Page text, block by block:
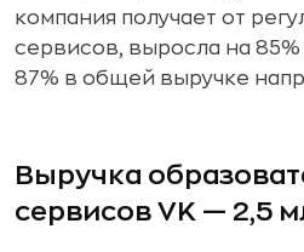
компания получает от
сервисов, выросла на 85%
87% в общей выручке
Выручка
сервисов VK — 2,5